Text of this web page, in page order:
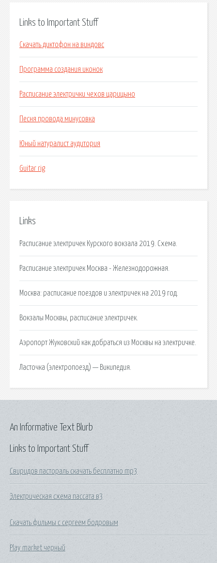
Links to Important Stuff
Скачать диктофон на виндовс
Программа создания иконок
Расписание электрички чехов царицыно
Песня провода минусовка
Юный натуралист аудитория
Guitar rig
Links
Расписание электричек Курского вокзала 2019. Схема.
Расписание электричек Москва - Железнодорожная.
Москва: расписание поездов и электричек на 2019 год.
Вокзалы Москвы, расписание электричек.
Аэропорт Жуковский как добраться из Москвы на электричке.
Ласточка (электропоезд) — Википедия.
Links to Important Stuff
Свиридов пастораль скачать бесплатно mp3
Электрическая схема пассата в3
Скачать фильмы с сергеем бодровым
Play market черный
An Informative Text Blurb